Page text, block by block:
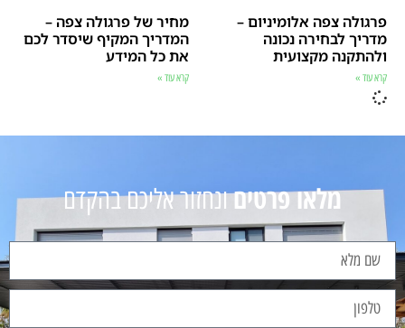
פרגולה צפה אלומיניום –
מדריך לבחירה נכונה
ולהתקנה מקצועית
קרא עוד »
מחיר של פרגולה צפה –
המדריך המקיף שיסדר לכם
את כל המידע
קרא עוד »
מלאו פרטיםונחזור אליכם בהקדם